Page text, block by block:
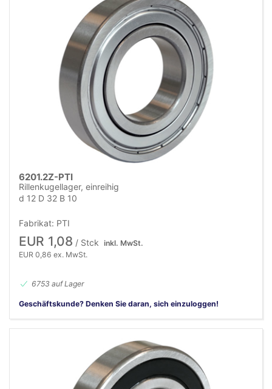
6201.2Z-PTI
Rillenkugellager, einreihig
d 12 D 32 B 10
Fabrikat: PTI
EUR 1,08 / Stck inkl. MwSt.
EUR 0,86 ex. MwSt.
6753 auf Lager
Geschäftskunde? Denken Sie daran, sich einzuloggen!